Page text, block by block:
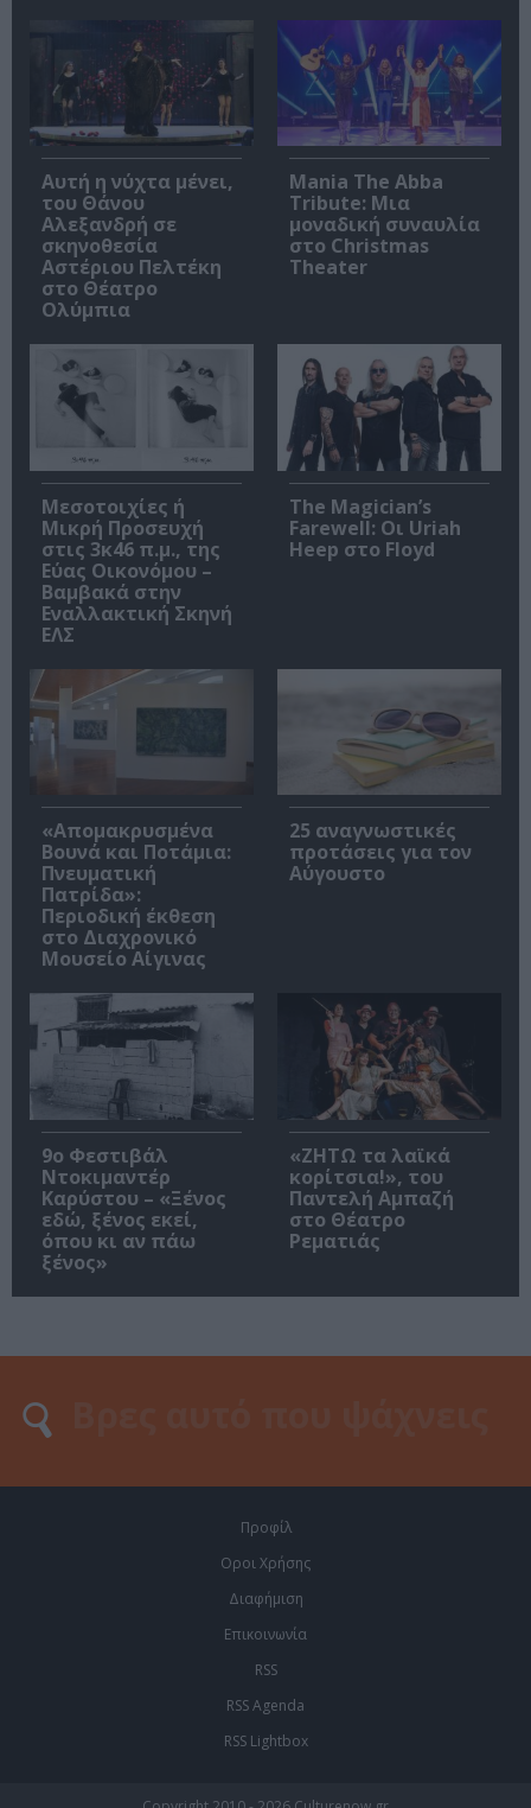
Αυτή η νύχτα μένει,
του Θάνου
Αλεξανδρή σε
σκηνοθεσία
Αστέριου Πελτέκη
στο Θέατρο
Ολύμπια
Mania The Abba
Tribute: Μια
μοναδική συναυλία
στο Christmas
Theater
Μεσοτοιχίες ή
Μικρή Προσευχή
στις 3κ46 π.μ., της
Εύας Οικονόμου –
Βαμβακά στην
Εναλλακτική Σκηνή
ΕΛΣ
The Magician’s
Farewell: Οι Uriah
Heep στο Floyd
«Απομακρυσμένα
Βουνά και Ποτάμια:
Πνευματική
Πατρίδα»:
Περιοδική έκθεση
στο Διαχρονικό
Μουσείο Αίγινας
25 αναγνωστικές
προτάσεις για τον
Αύγουστο
9ο Φεστιβάλ
Ντοκιμαντέρ
Καρύστου – «Ξένος
εδώ, ξένος εκεί,
όπου κι αν πάω
ξένος»
«ΖΗΤΩ τα λαϊκά
κορίτσια!», του
Παντελή Αμπαζή
στο Θέατρο
Ρεματιάς
Προφίλ
Οροι Χρήσης
Διαφήμιση
Επικοινωνία
RSS
RSS Agenda
RSS Lightbox